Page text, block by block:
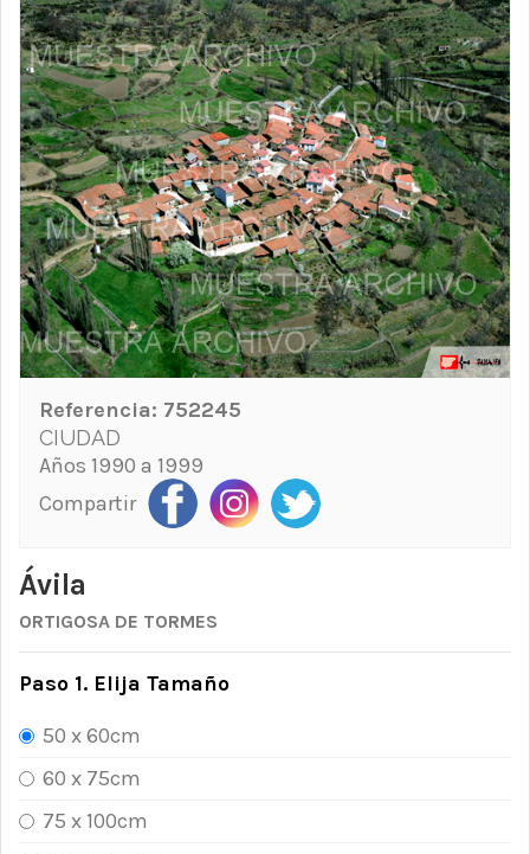
Referencia: 752245
CIUDAD
Años 1990 a 1999
Compartir
Ávila
ORTIGOSA DE TORMES
Paso 1. Elija Tamaño
50 x 60cm
60 x 75cm
75 x 100cm